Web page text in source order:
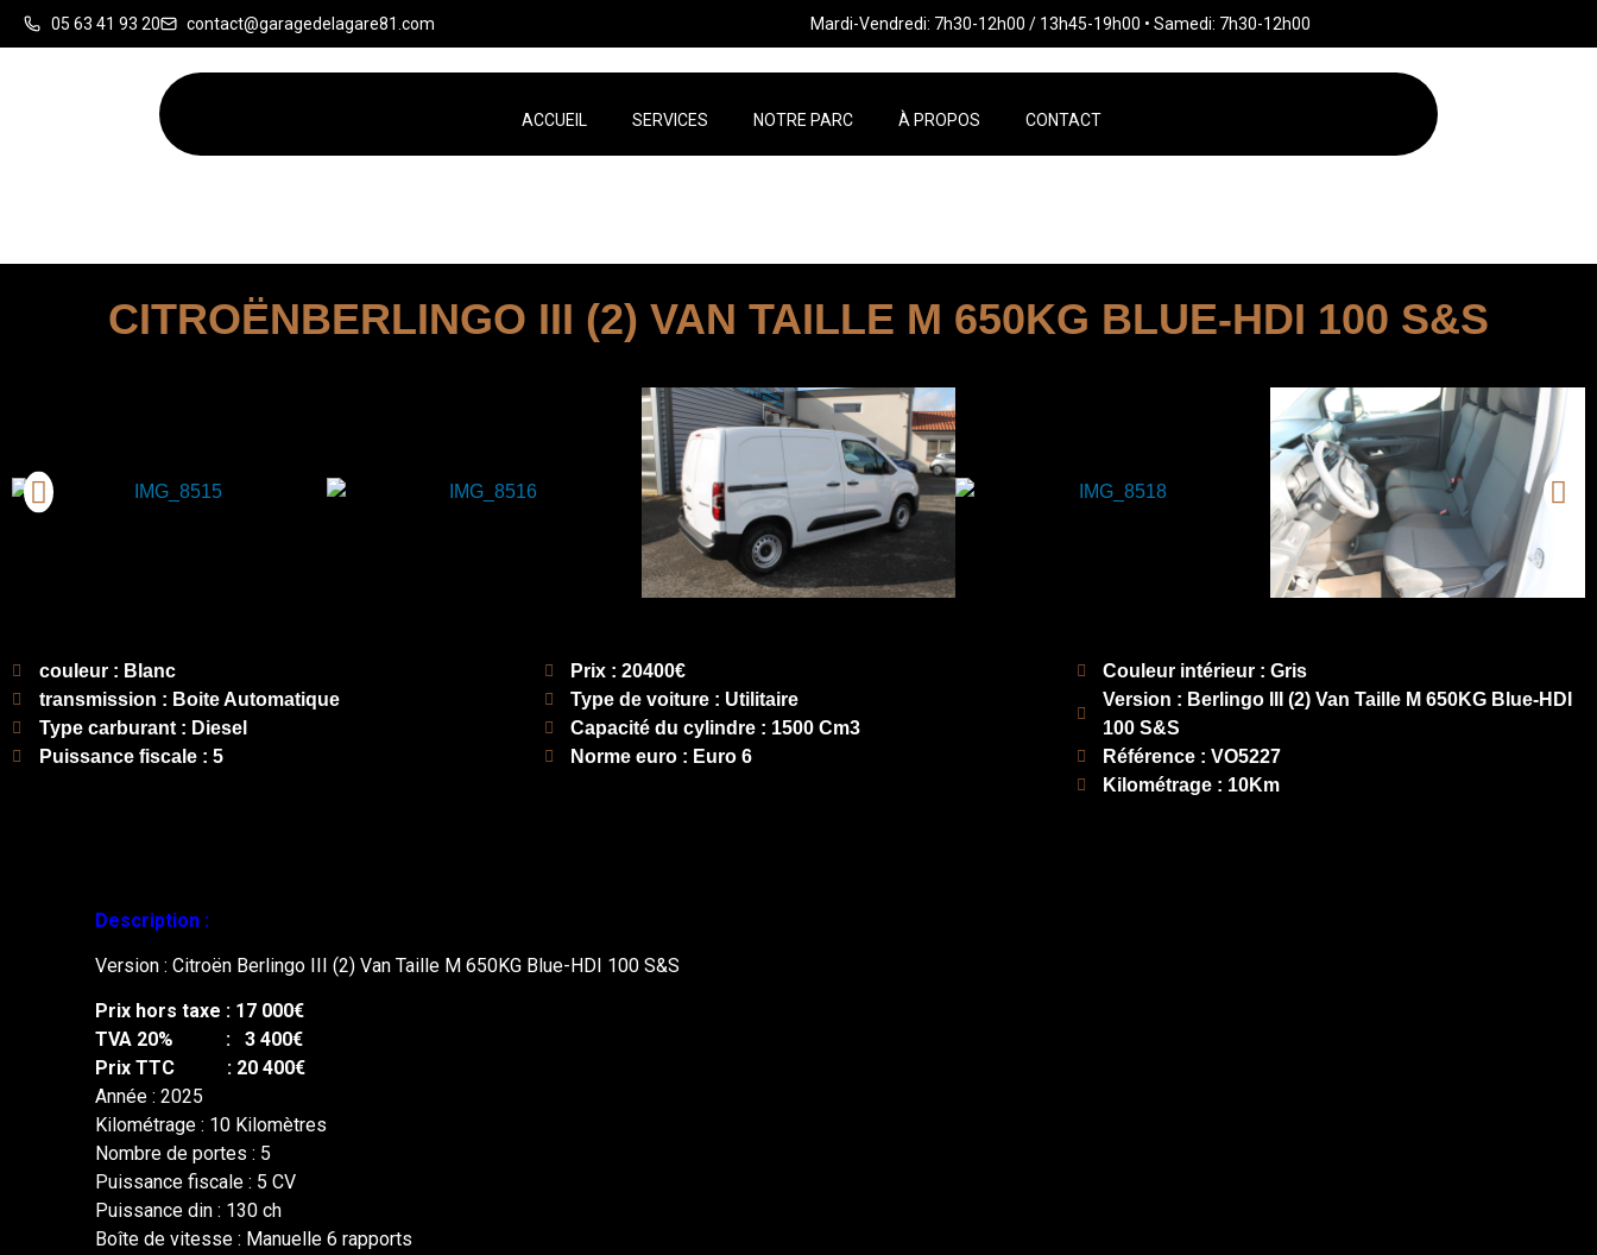
05 63 41 93 20 contact@garagedelagare81.com Mardi-Vendredi: 7h30-12h00 / 13h45-19h00 • Samedi: 7h30-12h00
ACCUEIL SERVICES NOTRE PARC À PROPOS CONTACT
CITROËNBERLINGO III (2) VAN TAILLE M 650KG BLUE-HDI 100 S&S
couleur : Blanc
transmission : Boite Automatique
Type carburant : Diesel
Puissance fiscale : 5
Prix : 20400€
Type de voiture : Utilitaire
Capacité du cylindre : 1500 Cm3
Norme euro : Euro 6
Couleur intérieur : Gris
Version : Berlingo III (2) Van Taille M 650KG Blue-HDI
100 S&S
Référence : VO5227
Kilométrage : 10Km
Description :
Version : Citroën Berlingo III (2) Van Taille M 650KG Blue-HDI 100 S&S
Prix hors taxe : 17 000€
TVA 20% : 3 400€
Prix TTC : 20 400€
Année : 2025
Kilométrage : 10 Kilomètres
Nombre de portes : 5
Puissance fiscale : 5 CV
Puissance din : 130 ch
Boîte de vitesse : Manuelle 6 rapports